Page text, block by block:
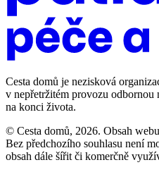
Cesta domů je nezisková
v nepřetržitém provozu
na konci života.
© Cesta domů, 2026. Obsah
Bez předchozího souhlasu není
obsah dále šířit či komerčně